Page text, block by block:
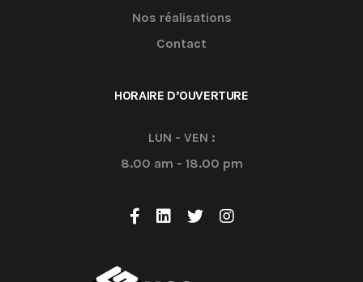
Nos réalisations
Contact
HORAIRE D’OUVERTURE
LUN - VEN :
8.00 am - 18.00 pm